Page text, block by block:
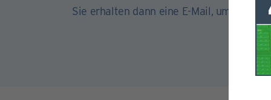
Sie erhalten dann eine E-Mail, um Ihr